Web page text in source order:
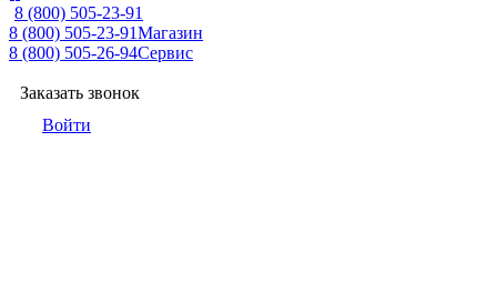
8 (800) 505-23-91
8 (800) 505-23-91Магазин
8 (800) 505-26-94Сервис
Заказать звонок
Войти